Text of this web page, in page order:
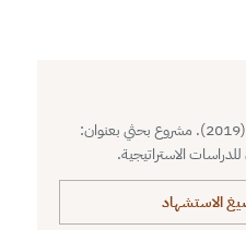
مركز عمران للدراسات الاستراتيجية (2019). مشروع بحثي بعنوان:
الاستراتيجية.
الاستشهاد